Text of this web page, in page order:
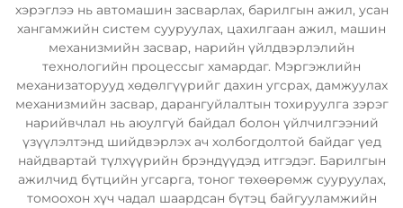
хэрэглээ нь автомашин засварлах, барилгын ажил, усан
хангамжийн систем сууруулах, цахилгаан ажил, машин
механизмийн засвар, нарийн үйлдвэрлэлийн
технологийн процессыг хамардаг. Мэргэжлийн
механизаторууд хөдөлгүүрийг дахин угсрах, дамжуулах
механизмийн засвар, дарангуйлалтын тохируулга зэрэг
нарийвчлал нь аюулгүй байдал болон үйлчилгээний
үзүүлэлтэнд шийдвэрлэх ач холбогдолтой байдаг үед
найдвартай түлхүүрийн брэндүүдэд итгэдэг. Барилгын
ажилчид бүтцийн угсарга, тоног төхөөрөмж сууруулах,
томоохон хүч чадал шаардсан бүтэц байгууламжийн